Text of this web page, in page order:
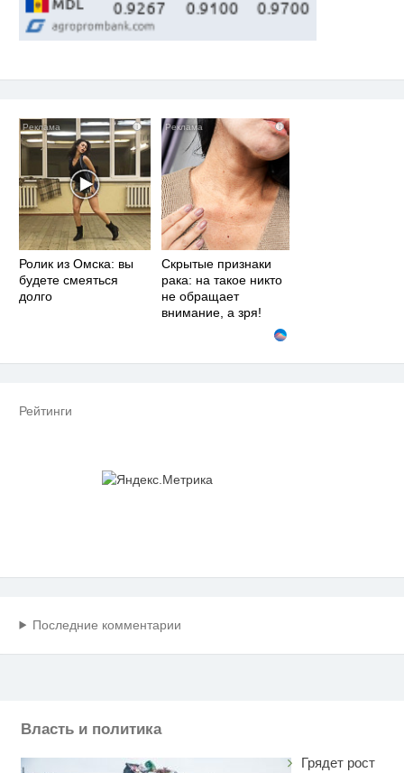
i
Ролик из Омска: вы
будете смеяться
долго
i
Скрытые признаки
рака: на такое никто
не обращает
внимание, а зря!
Рейтинги
Последние комментарии
Власть и политика
Грядет рост